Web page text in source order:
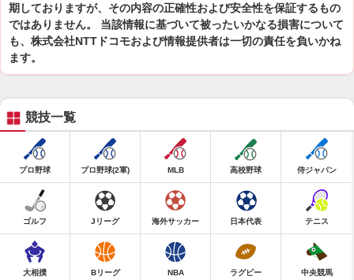
期しておりますが、その内容の正確性および安全性を保証するもの
ではありません。 当該情報に基づいて被ったいかなる損害について
も、株式会社NTTドコモおよび情報提供者は一切の責任を負いかね
ます。
競技一覧
プロ野球 プロ野球(2軍) MLB 高校野球 侍ジャパン
ゴルフ Jリーグ 海外サッカー 日本代表 テニス
大相撲 Bリーグ NBA ラグビー 中央競馬